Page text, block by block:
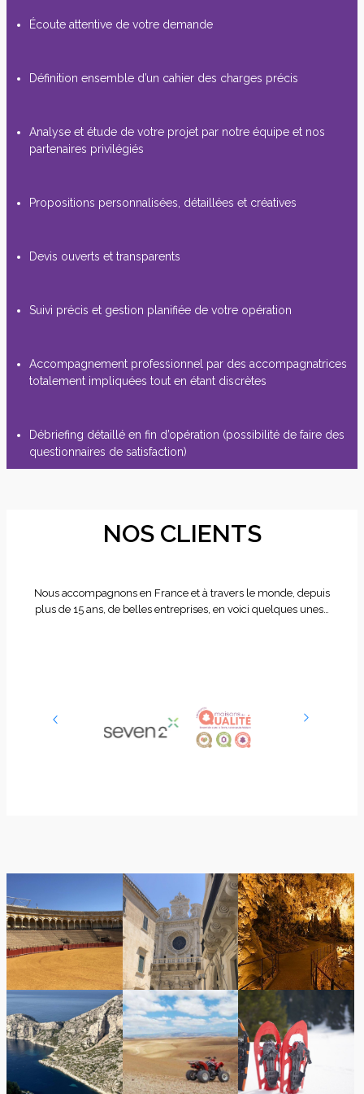
Écoute attentive de votre demande
Définition ensemble d’un cahier des charges précis
Analyse et étude de votre projet par notre équipe et nos
partenaires privilégiés
Propositions personnalisées, détaillées et créatives
Devis ouverts et transparents
Suivi précis et gestion planifiée de votre opération
Accompagnement professionnel par des accompagnatrices
totalement impliquées tout en étant discrètes
Débriefing détaillé en fin d’opération (possibilité de faire des
questionnaires de satisfaction)
NOS CLIENTS
Nous accompagnons en France et à travers le monde, depuis
plus de 15 ans, de belles entreprises, en voici quelques unes…